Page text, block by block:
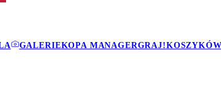
GALERIEKOPA MANAGERGRAJ!